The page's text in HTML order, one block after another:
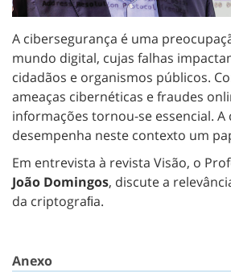
A cibersegurança é uma
mundo digital, cujas falhas
cidadãos e organismos públicos.
ameaças cibernéticas e fraudes
informações tornou-se essencial.
desempenha neste contexto um
Em entrevista à revista Visão, o
João Domingos, discute a
da criptograﬁa.
Anexo